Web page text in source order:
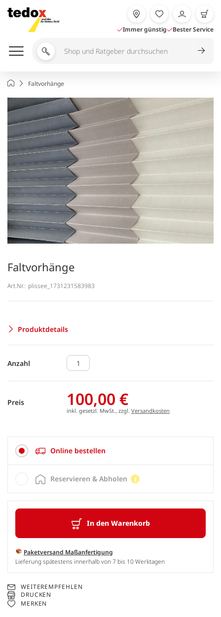
Inhalt
springen
Immer günstig Bester Service
Shop
durchsuchen
StartseiteFaltvorhänge
Faltvorhänge
Art.Nr.: plissee_1731231583983
Produktdetails
Anzahl
Preis 100,00 €
inkl. gesetzl. MwSt., zzgl. Versandkosten
Online bestellen
In den Warenkorb
Paketversand Maßanfertigung
Lieferung spätestens innerhalb von 7 bis 10 Werktagen
Reservieren & Abholen
WEITEREMPFEHLEN
DRUCKEN
MERKEN